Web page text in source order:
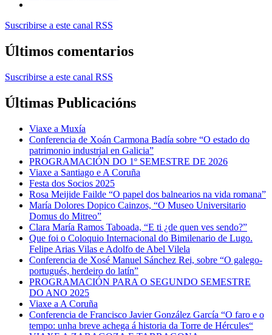
Suscribirse a este canal RSS
Últimos comentarios
Suscribirse a este canal RSS
Últimas Publicacións
Viaxe a Muxía
Conferencia de Xoán Carmona Badía sobre “O estado do
patrimonio industrial en Galicia”
PROGRAMACIÓN DO 1º SEMESTRE DE 2026
Viaxe a Santiago e A Coruña
Festa dos Socios 2025
Rosa Meijide Failde “O papel dos balnearios na vida romana”
María Dolores Dopico Cainzos, “O Museo Universitario
Domus do Mitreo”
Clara María Ramos Taboada, “E ti ¿de quen ves sendo?”
Que foi o Coloquio Internacional do Bimilenario de Lugo.
Felipe Arias Vilas e Adolfo de Abel Vilela
Conferencia de Xosé Manuel Sánchez Rei, sobre “O galego-
portugués, herdeiro do latín”
PROGRAMACIÓN PARA O SEGUNDO SEMESTRE
DO ANO 2025
Viaxe a A Coruña
Conferencia de Francisco Javier González García “O faro e o
tempo: unha breve achega á historia da Torre de Hércules“